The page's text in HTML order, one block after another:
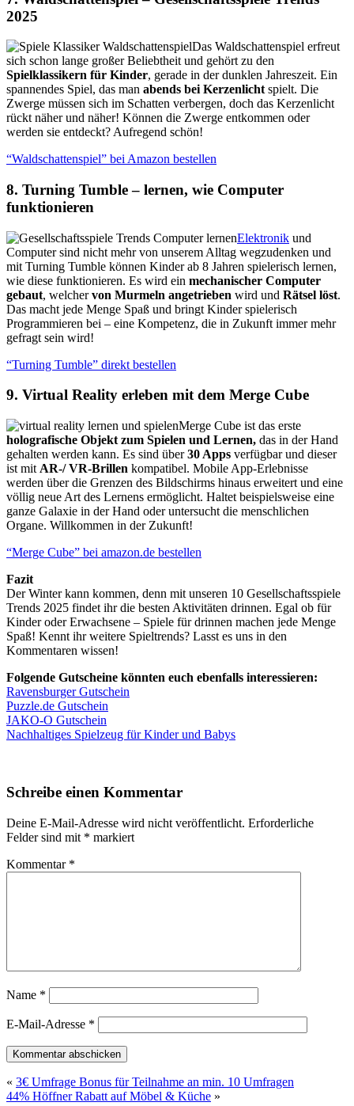
2025
Das Waldschattenspiel erfreut
sich schon lange großer Beliebtheit und gehört zu den
Spielklassikern für Kinder, gerade in der dunklen Jahreszeit. Ein
spannendes Spiel, das man abends bei Kerzenlicht spielt. Die
Zwerge müssen sich im Schatten verbergen, doch das Kerzenlicht
rückt näher und näher! Können die Zwerge entkommen oder
werden sie entdeckt? Aufregend schön!
“Waldschattenspiel” bei Amazon bestellen
8. Turning Tumble – lernen, wie Computer
funktionieren
Elektronik und
Computer sind nicht mehr von unserem Alltag wegzudenken und
mit Turning Tumble können Kinder ab 8 Jahren spielerisch lernen,
wie diese funktionieren. Es wird ein mechanischer Computer
gebaut, welchervon Murmeln angetrieben wird und Rätsel löst.
Das macht jede Menge Spaß und bringt Kinder spielerisch
Programmieren bei – eine Kompetenz, die in Zukunft immer mehr
gefragt sein wird!
“Turning Tumble” direkt bestellen
9. Virtual Reality erleben mit dem Merge Cube
Merge Cube ist das erste
holografische Objekt zum Spielen und Lernen, das in der Hand
gehalten werden kann. Es sind über30 Apps verfügbar und dieser
ist mit AR-/ VR-Brillen kompatibel. Mobile App-Erlebnisse
werden über die Grenzen des Bildschirms hinaus erweitert und eine
völlig neue Art des Lernens ermöglicht. Haltet beispielsweise eine
ganze Galaxie in der Hand oder untersucht die menschlichen
Organe. Willkommen in der Zukunft!
“Merge Cube” bei amazon.de bestellen
Fazit
Der Winter kann kommen, denn mit unseren 10 Gesellschaftsspiele
Trends 2025 findet ihr die besten Aktivitäten drinnen. Egal ob für
Kinder oder Erwachsene – Spiele für drinnen machen jede Menge
Spaß! Kennt ihr weitere Spieltrends? Lasst es uns in den
Kommentaren wissen!
Folgende Gutscheine könnten euch ebenfalls interessieren:
Ravensburger Gutschein
Puzzle.de Gutschein
JAKO-O Gutschein
Nachhaltiges Spielzeug für Kinder und Babys
Schreibe einen Kommentar
Deine E-Mail-Adresse wird nicht veröffentlicht. Erforderliche
Felder sind mit * markiert
Kommentar *
Name *
E-Mail-Adresse *
« 3€ Umfrage Bonus für Teilnahme an min. 10 Umfragen
44% Höffner Rabatt auf Möbel & Küche »